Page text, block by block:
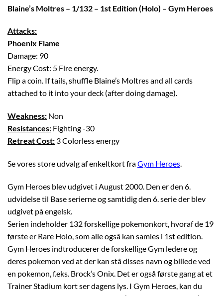
Blaine’s Moltres – 1/132 – 1st Edition (Holo) – Gym Heroes
Attacks:
Phoenix Flame
Damage: 90
Energy Cost: 5 Fire energy.
Flip a coin. If tails, shuffle Blaine’s Moltres and all cards
attached to it into your deck (after doing damage).
Weakness: Non
Resistances: Fighting -30
Retreat Cost: 3 Colorless energy
Se vores store udvalg af enkeltkort fraGym Heroes.
Gym Heroes blev udgivet i August 2000. Den er den 6.
udvidelse til Base serierne og samtidig den 6. serie der blev
udgivet på engelsk.
Serien indeholder 132 forskellige pokemonkort, hvoraf de 19
første er Rare Holo, som alle også kan samles i 1st edition.
Gym Heroes indtroducerer de forskellige Gym ledere og
deres pokemon ved at der kan stå disses navn og billede ved
en pokemon, f.eks. Brock’s Onix. Det er også første gang at et
Trainer Stadium kort ser dagens lys. I Gym Heroes, kan du